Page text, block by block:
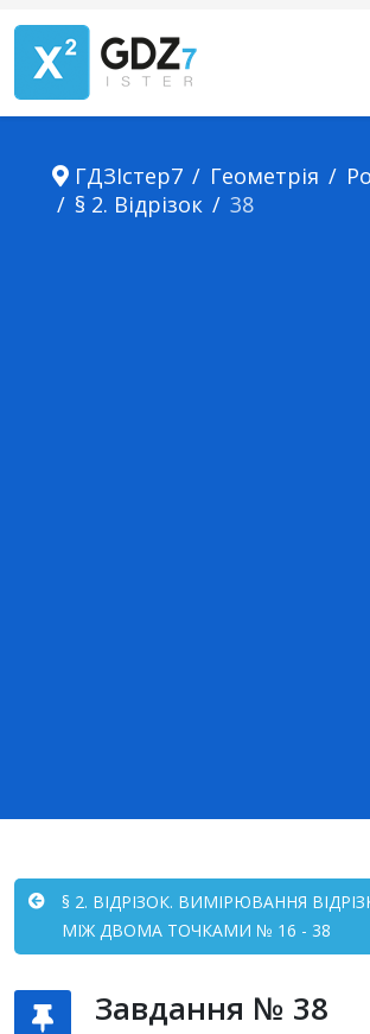
ГДЗІстер7 Геометрія
§ 2. Відрізок
38
§ 2. ВІДРІЗОК. ВИМІРЮВАННЯ
МІЖ ДВОМА ТОЧКАМИ № 16 - 38
Завдання № 38